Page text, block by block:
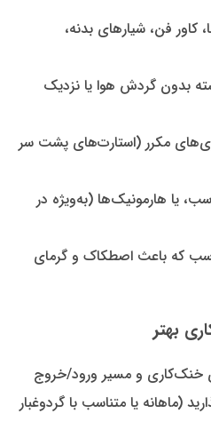
کاور فن، شیارهای بدنه،
بدون گردش هوا یا نزدیک
مکرر (استارت‌های پشت سر
یا هارمونیک‌ها (به‌ویژه در
که باعث اصطکاک و گرمای
بهتر
خنک‌کاری و مسیر ورود/خروج
(ماهانه یا متناسب با گردوغبار